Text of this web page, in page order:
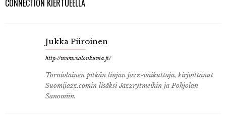
CONNECTION KIERTUEELLA
Jukka Piiroinen
http://www.valonkuvia.fi/
Torniolainen pitkän linjan jazz-vaikuttaja, kirjoittanut
Suomijazz.comin lisäksi Jazzrytmeihin ja Pohjolan
Sanomiin.